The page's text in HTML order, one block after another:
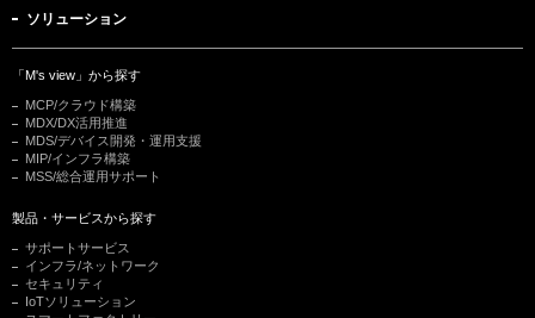
ソリューション
「M's view」から探す
MCP/クラウド構築
MDX/DX活用推進
MDS/デバイス開発・運用支援
MIP/インフラ構築
MSS/総合運用サポート
製品・サービスから探す
サポートサービス
インフラ/ネットワーク
セキュリティ
IoTソリューション